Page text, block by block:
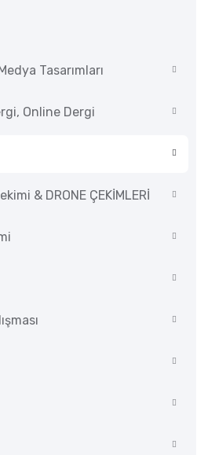
Tasarımları
Online Dergi
& DRONE ÇEKİMLERİ